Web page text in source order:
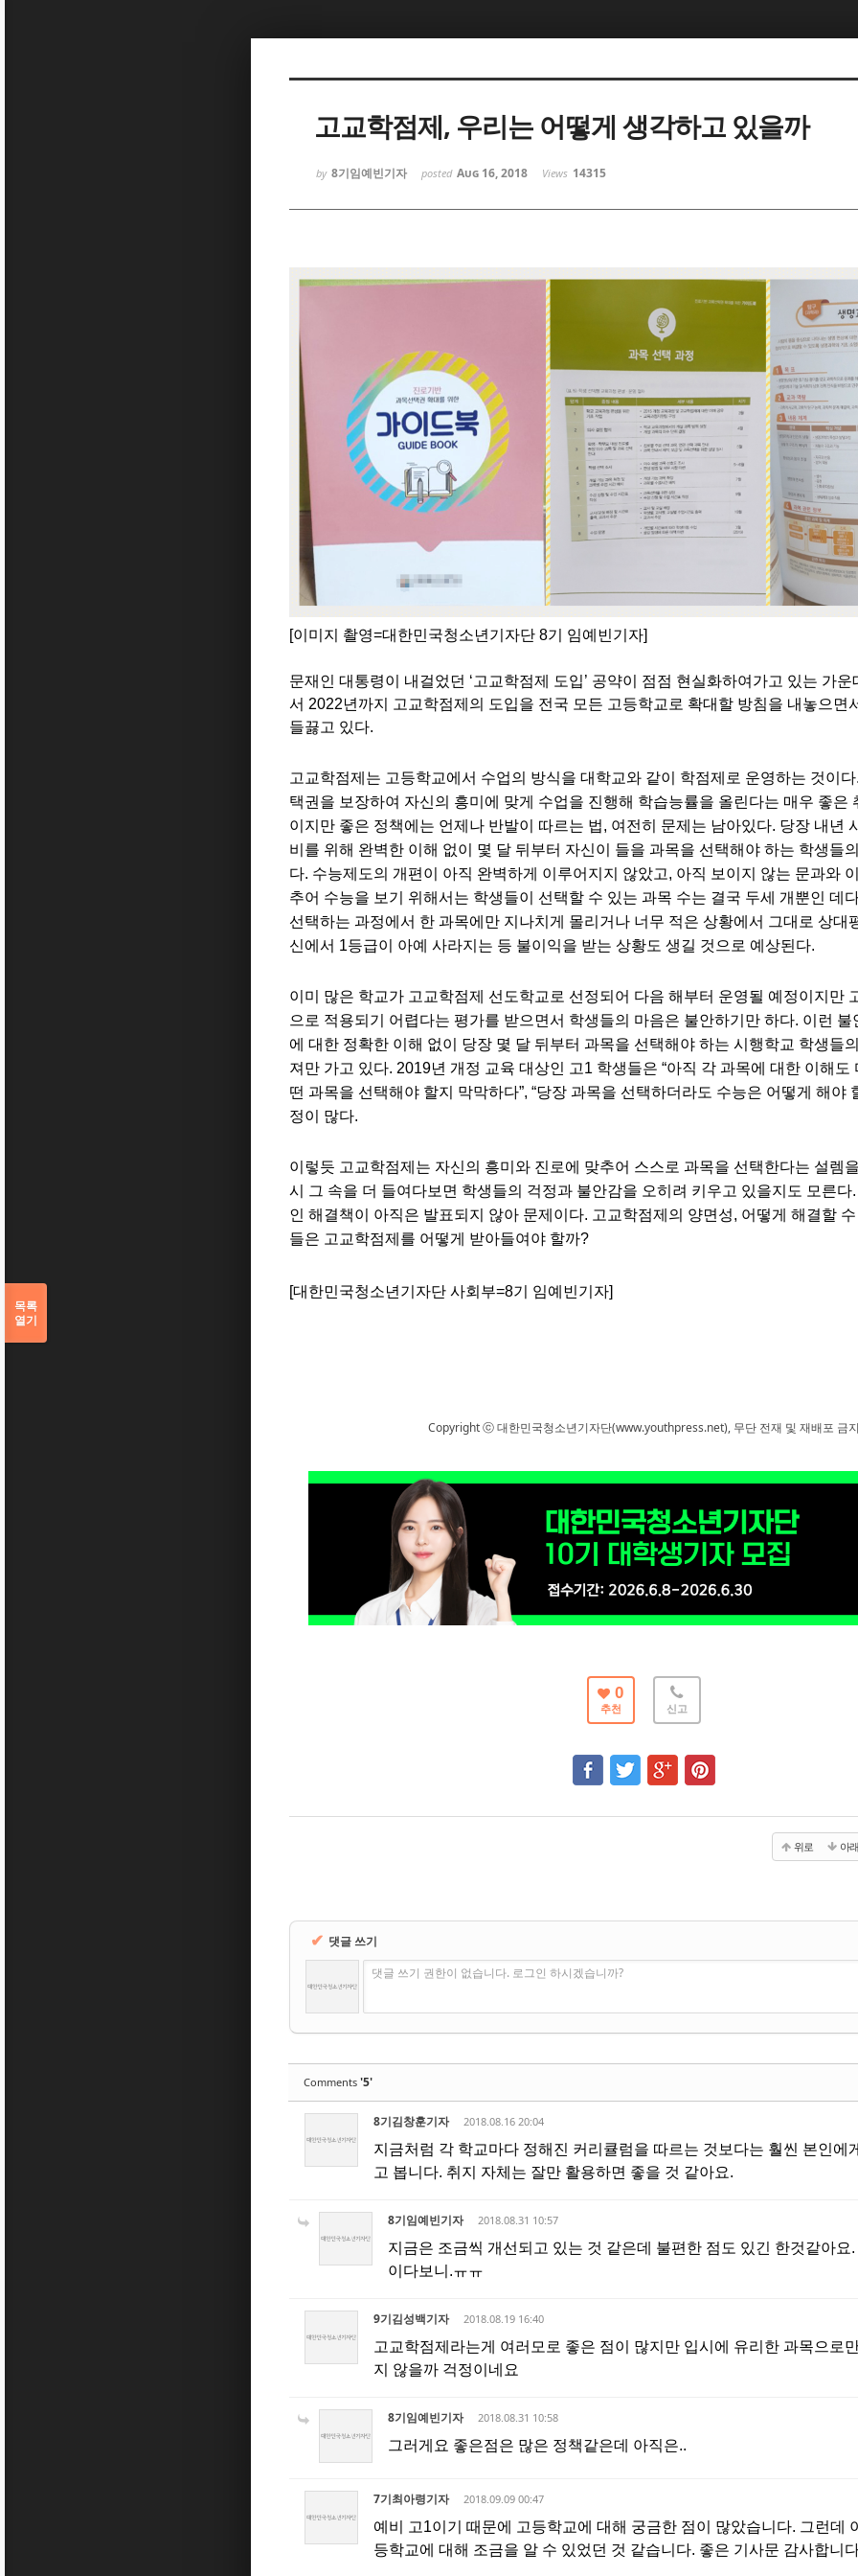
고교학점제, 우리는 어떻게 생각하고 있을까
by 8기임예빈기자 posted Aug 16, 2018 Views 14315
[이미지 촬영=대한민국청소년기자단 8기 임예빈기자]
문재인 대통령이 내걸었던 ‘고교학점제 도입’ 공약이 점점 현실화하여가고 있는 가운
서 2022년까지 고교학점제의 도입을 전국 모든 고등학교로 확대할 방침을 내놓으면
들끓고 있다.
고교학점제는 고등학교에서 수업의 방식을 대학교와 같이 학점제로 운영하는 것이다
택권을 보장하여 자신의 흥미에 맞게 수업을 진행해 학습능률을 올린다는 매우 좋은
이지만 좋은 정책에는 언제나 반발이 따르는 법, 여전히 문제는 남아있다. 당장 내년
비를 위해 완벽한 이해 없이 몇 달 뒤부터 자신이 들을 과목을 선택해야 하는 학생들
다. 수능제도의 개편이 아직 완벽하게 이루어지지 않았고, 아직 보이지 않는 문과와
추어 수능을 보기 위해서는 학생들이 선택할 수 있는 과목 수는 결국 두세 개뿐인 데
선택하는 과정에서 한 과목에만 지나치게 몰리거나 너무 적은 상황에서 그대로 상대
신에서 1등급이 아예 사라지는 등 불이익을 받는 상황도 생길 것으로 예상된다.
이미 많은 학교가 고교학점제 선도학교로 선정되어 다음 해부터 운영될 예정이지만
으로 적용되기 어렵다는 평가를 받으면서 학생들의 마음은 불안하기만 하다. 이런 불
에 대한 정확한 이해 없이 당장 몇 달 뒤부터 과목을 선택해야 하는 시행학교 학생들
져만 가고 있다. 2019년 개정 교육 대상인 고1 학생들은 “아직 각 과목에 대한 이해도
떤 과목을 선택해야 할지 막막하다”, “당장 과목을 선택하더라도 수능은 어떻게 해야
정이 많다.
이렇듯 고교학점제는 자신의 흥미와 진로에 맞추어 스스로 과목을 선택한다는 설렘
시 그 속을 더 들여다보면 학생들의 걱정과 불안감을 오히려 키우고 있을지도 모른다
인 해결책이 아직은 발표되지 않아 문제이다. 고교학점제의 양면성, 어떻게 해결할
들은 고교학점제를 어떻게 받아들여야 할까?
[대한민국청소년기자단 사회부=8기 임예빈기자]
Copyright ⓒ 대한민국청소년기자단(www.youthpress.net), 무단 전재 및 재배포 금
0
추천 신고
위로 아
✔ 댓글 쓰기
댓글 쓰기 권한이 없습니다. 로그인 하시겠습니까?
Comments '5'
8기김창훈기자 2018.08.16 20:04
지금처럼 각 학교마다 정해진 커리큘럼을 따르는 것보다는 훨씬 본인에
고 봅니다. 취지 자체는 잘만 활용하면 좋을 것 같아요.
8기임예빈기자 2018.08.31 10:57
지금은 조금씩 개선되고 있는 것 같은데 불편한 점도 있긴 한것같아요
이다보니.ㅠㅠ
9기김성백기자 2018.08.19 16:40
고교학점제라는게 여러모로 좋은 점이 많지만 입시에 유리한 과목으로
지 않을까 걱정이네요
8기임예빈기자 2018.08.31 10:58
그러게요 좋은점은 많은 정책같은데 아직은..
7기최아령기자 2018.09.09 00:47
예비 고1이기 때문에 고등학교에 대해 궁금한 점이 많았습니다. 그런데
등학교에 대해 조금을 알 수 있었던 것 같습니다. 좋은 기사문 감사합니
목록
열기
Sketchbook5, 스케치북5
Sketchbook5, 스케치북5